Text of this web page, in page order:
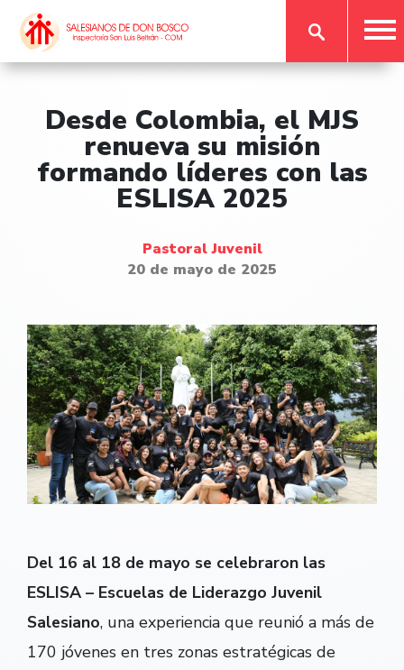
Desde Colombia, el MJS
renueva su misión
formando líderes con las
ESLISA 2025
Pastoral Juvenil
20 de mayo de 2025
Del 16 al 18 de mayo se celebraron las
ESLISA – Escuelas de Liderazgo Juvenil
Salesiano, una experiencia que reunió a más de
170 jóvenes en tres zonas estratégicas de